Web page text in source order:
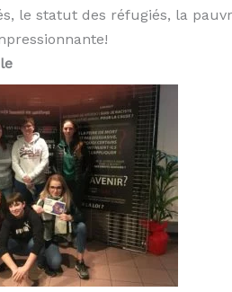
le statut des réfugiés, la